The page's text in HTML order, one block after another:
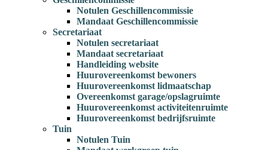
Notulen Geschillencommissie
Mandaat Geschillencommissie
Secretariaat
Notulen secretariaat
Mandaat secretariaat
Handleiding website
Huurovereenkomst bewoners
Huurovereenkomst lidmaatschap
Overeenkomst garage/opslagruimte
Huurovereenkomst activiteitenruimte
Huurovereenkomst bedrijfsruimte
Tuin
Notulen Tuin